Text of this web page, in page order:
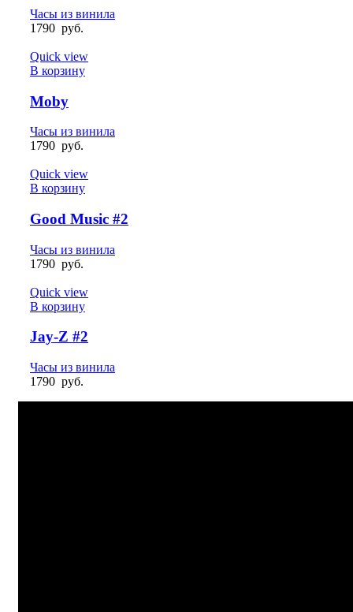
Часы из винила
1790 руб.
Quick view
В корзину
Moby
Часы из винила
1790 руб.
Quick view
В корзину
Good Music #2
Часы из винила
1790 руб.
Quick view
В корзину
Jay-Z #2
Часы из винила
1790 руб.